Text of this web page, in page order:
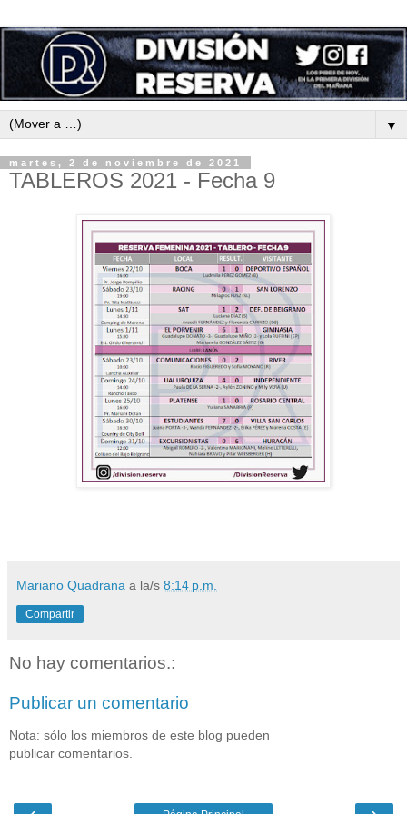
▼
martes, 2 de noviembre de 2021
TABLEROS 2021 - Fecha 9
Mariano Quadrana a la/s 8:14 p.m.
Compartir
No hay comentarios.:
Publicar un comentario
Nota: sólo los miembros de este blog pueden
publicar comentarios.